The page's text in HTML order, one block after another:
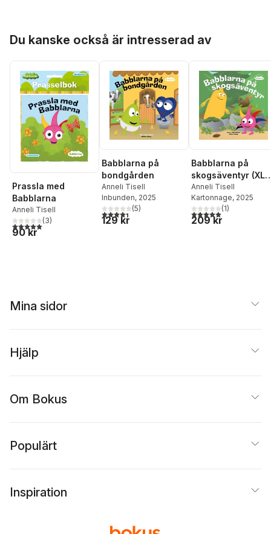
Du kanske också är intresserad av
Prassla med
Babblarna
Anneli Tisell
5,0utav 5 stjärnor. Totalt antal röster:
(3)
90 kr
Babblarna på
bondgården
Anneli Tisell
Inbunden, 2025
4,4utav 5 stjärnor. Totalt antal röster:
(5)
129 kr
Babblarna på
skogsäventyr (XL
kartong)
Anneli Tisell
Kartonnage, 2025
5,0utav 5 stjärnor.
(1)
209 kr
Mina sidor
Hjälp
Om Bokus
Populärt
Inspiration